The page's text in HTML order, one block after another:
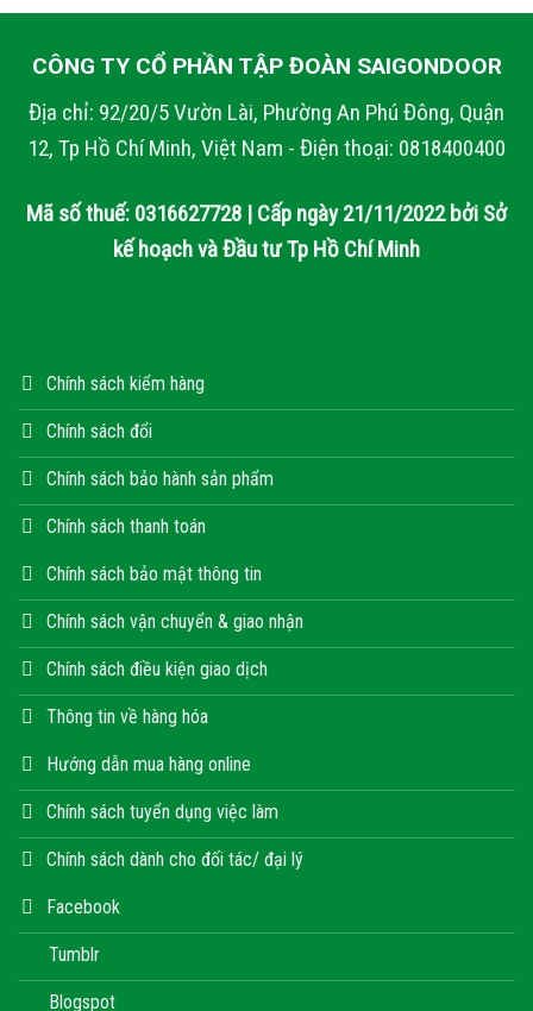
CÔNG TY CỔ PHẦN TẬP ĐOÀN SAIGONDOOR
Địa chỉ: 92/20/5 Vườn Lài, Phường An Phú Đông, Quận
12, Tp Hồ Chí Minh, Việt Nam - Điện thoại: 0818400400
Mã số thuế: 0316627728 | Cấp ngày 21/11/2022 bởi Sở
kế hoạch và Đầu tư Tp Hồ Chí Minh
Chính sách kiểm hàng
Chính sách đổi
Chính sách bảo hành sản phẩm
Chính sách thanh toán
Chính sách bảo mật thông tin
Chính sách vận chuyển & giao nhận
Chính sách điều kiện giao dịch
Thông tin về hàng hóa
Hướng dẫn mua hàng online
Chính sách tuyển dụng việc làm
Chính sách dành cho đối tác/ đại lý
Facebook
Tumblr
Blogspot